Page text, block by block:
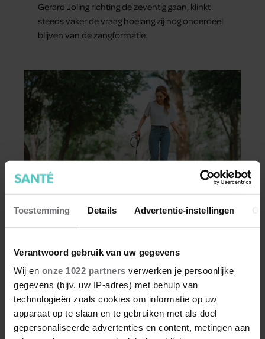
Toestemming Details Advertentie-instellingen
Verantwoord gebruik van uw gegevens
Wij en onze 1022 partners verwerken je persoonlijke
gegevens (bijv. uw IP-adres) met behulp van
technologieën zoals cookies om informatie op uw
apparaat op te slaan en te gebruiken met als doel
gepersonaliseerde advertenties en content, metingen aan
Gerard Joling richting de zeventig gaan, klinkt
steeds vaker de vraag hoelang zij nog onderdeel
blijven van de zangformatie.
GEZOND
eetlust
De een komt na een wandeling thuis en duikt
meteen de voorraadkast in, en de ander merkt
juist dat de trek in een tussendoortje na zo’n
zelfde wandeling verdwenen is. Dat wandelen je
honger simpelweg aanwakkert, blijkt uit